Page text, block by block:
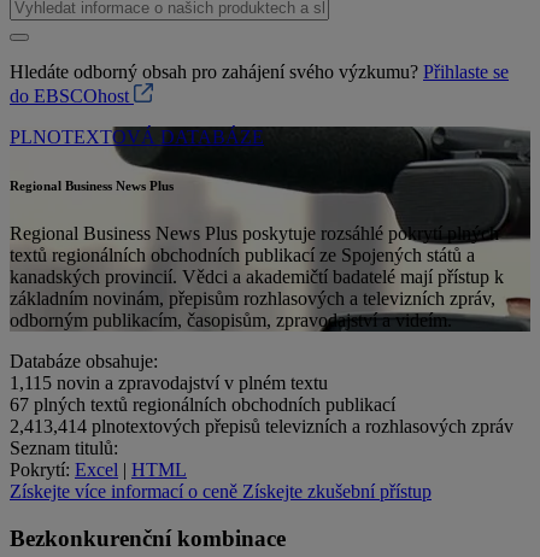
Hledáte odborný obsah pro zahájení svého výzkumu? Přihlaste se
do EBSCOhost
PLNOTEXTOVÁ DATABÁZE
Regional Business News Plus
Regional Business News Plus poskytuje rozsáhlé pokrytí plných
textů regionálních obchodních publikací ze Spojených států a
kanadských provincií. Vědci a akademičtí badatelé mají přístup k
základním novinám, přepisům rozhlasových a televizních zpráv,
odborným publikacím, časopisům, zpravodajství a videím.
Databáze obsahuje:
1,115 novin a zpravodajství v plném textu
67 plných textů regionálních obchodních publikací
2,413,414 plnotextových přepisů televizních a rozhlasových zpráv
Seznam titulů:
Pokrytí: Excel | HTML
Získejte více informací o ceně Získejte zkušební přístup
Bezkonkurenční kombinace